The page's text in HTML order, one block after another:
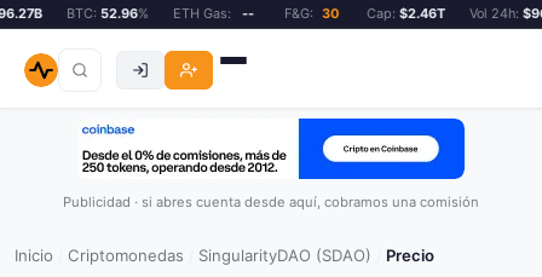
BTC:52.96% ETH Gas: -- F&G: 30 Cap:$2.46T Vol 24h:
Publicidad · si abres cuenta desde aquí, cobramos una comisión
Inicio Criptomonedas SingularityDAO (SDAO) Precio